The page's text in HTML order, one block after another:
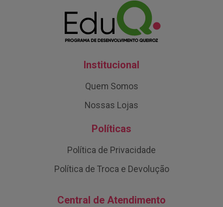
Institucional
Quem Somos
Nossas Lojas
Políticas
Política de Privacidade
Política de Troca e Devolução
Central de Atendimento